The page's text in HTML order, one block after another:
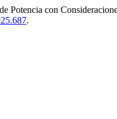
Potencia con
.